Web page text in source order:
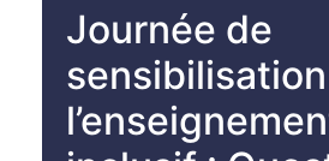
Journée de